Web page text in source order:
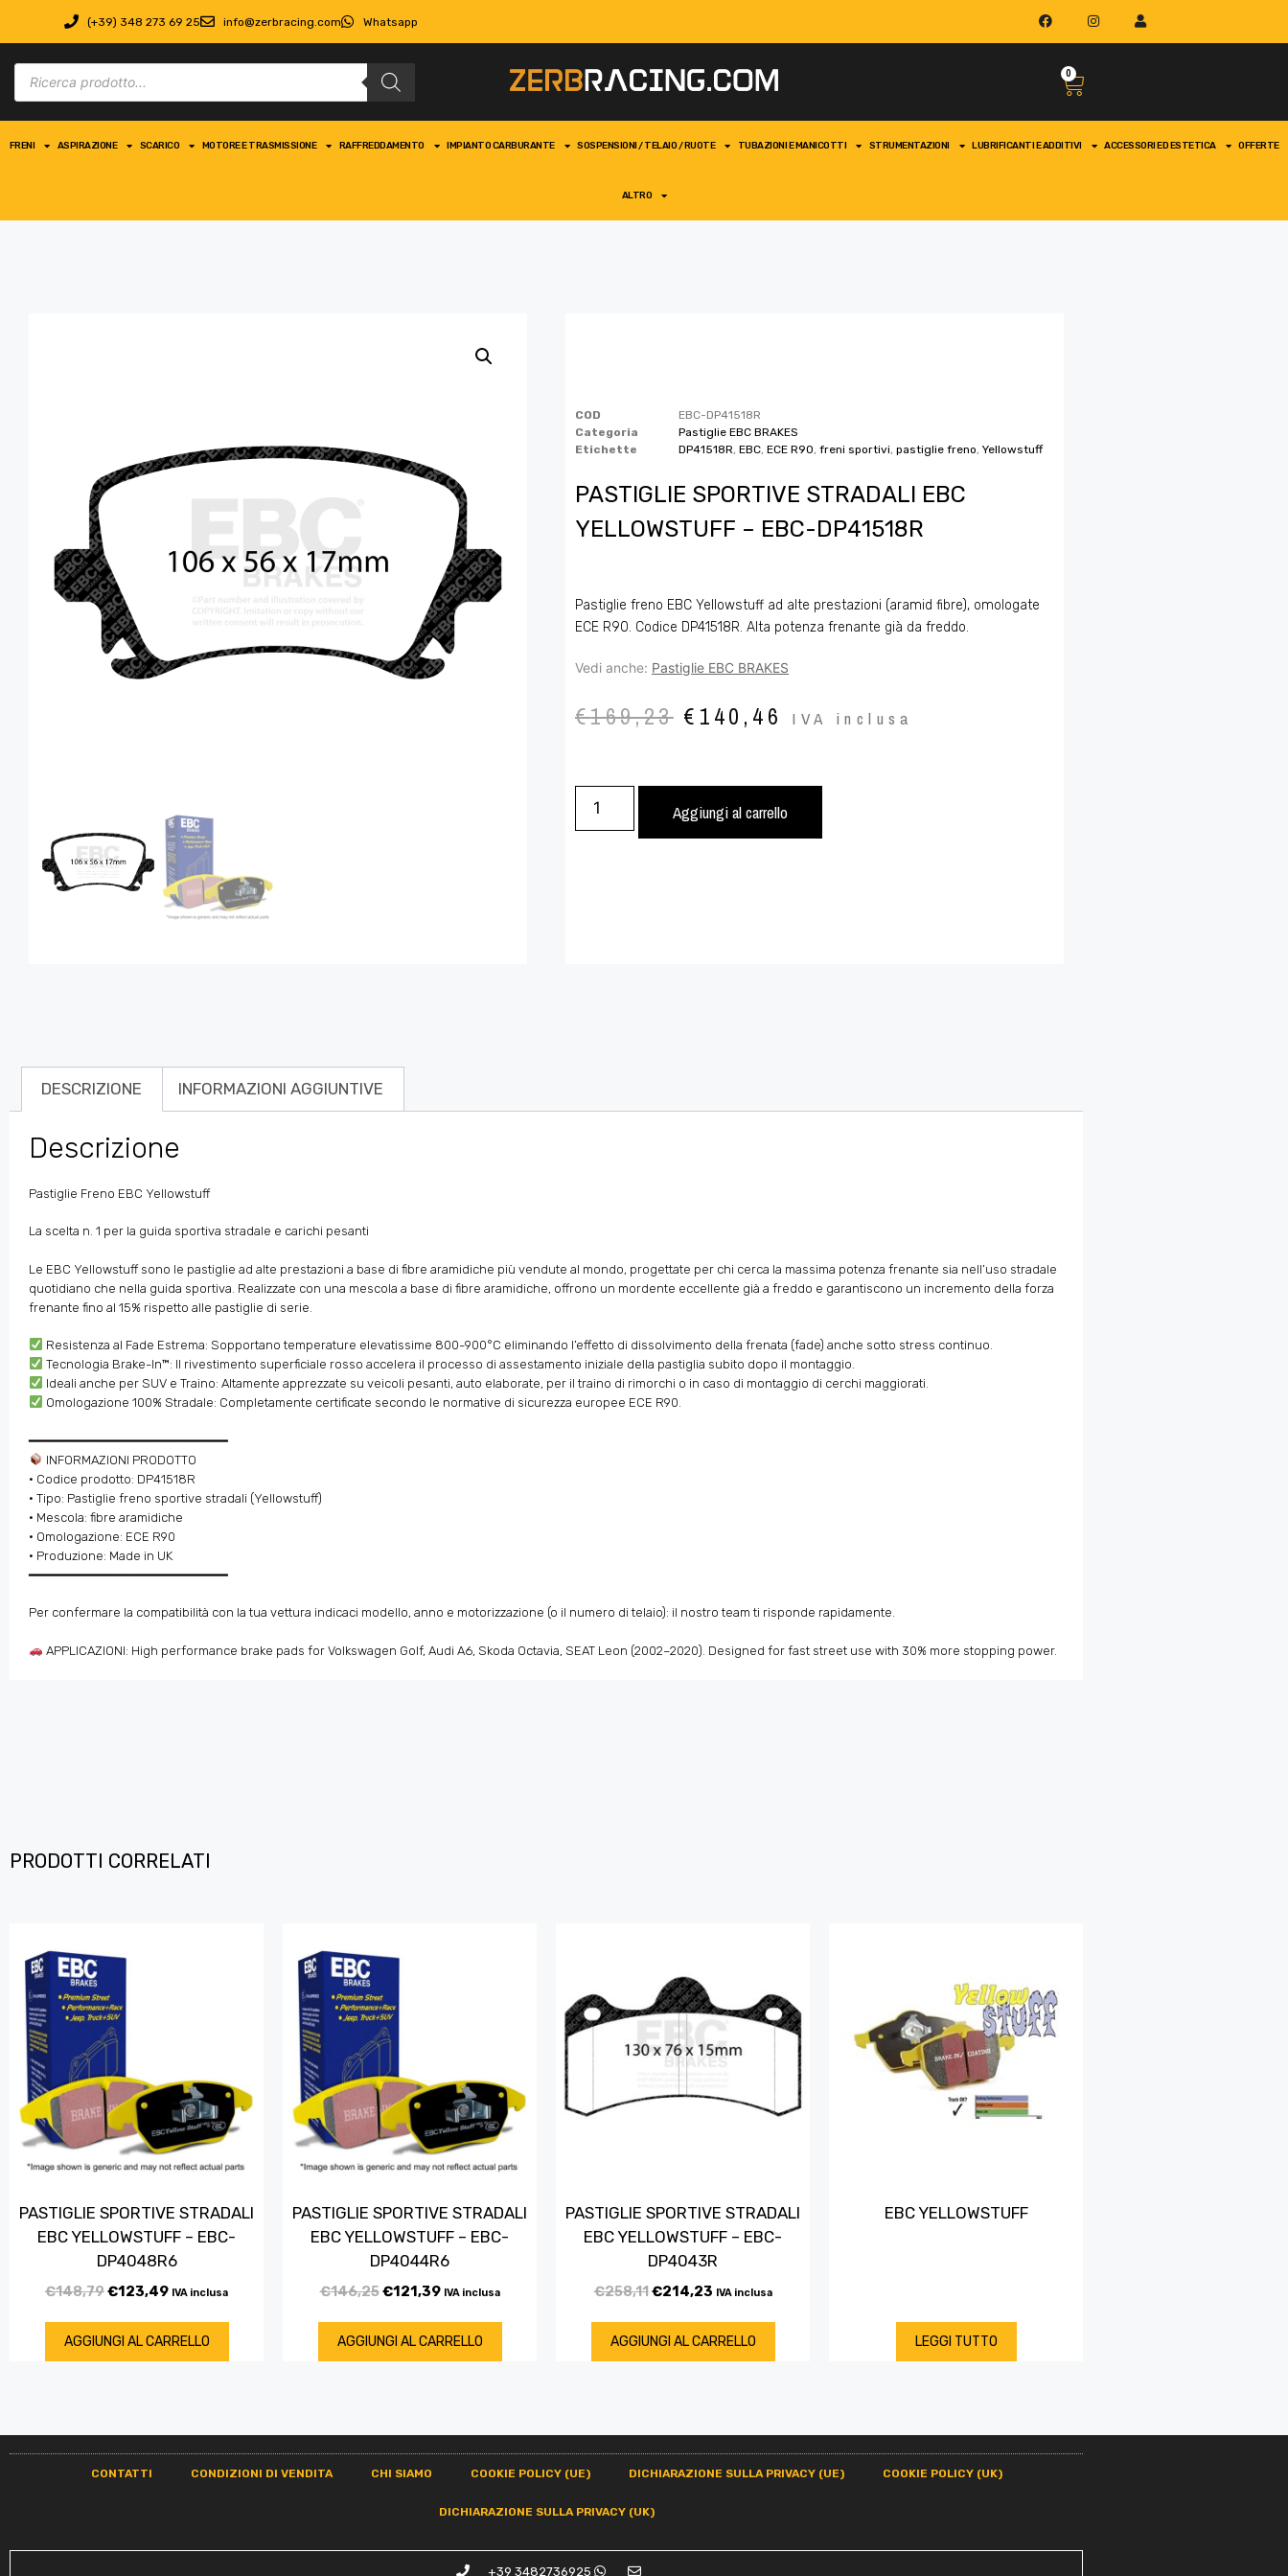
(+39) 348 273 69 25 info@zerbracing.com Whatsapp
0
FRENI ASPIRAZIONE SCARICO MOTORE E TRASMISSIONE RAFFREDDAMENTO IMPIANTO CARBURANTE SOSPENSIONI / TELAIO / RUOTE TUBAZIONI E MANICOTTI STRUMENTAZIONI LUBRIFICANTI E ADDITIVI ACCESSORI ED ESTETICA OFFERTE
ALTRO
COD
EBC-DP41518R
Categoria
Pastiglie EBC BRAKES
Etichette
DP41518R, EBC, ECE R90, freni sportivi, pastiglie freno, Yellowstuff
PASTIGLIE SPORTIVE STRADALI EBC
YELLOWSTUFF – EBC-DP41518R
Pastiglie freno EBC Yellowstuff ad alte prestazioni (aramid fibre), omologate
ECE R90. Codice DP41518R. Alta potenza frenante già da freddo.
Vedi anche: Pastiglie EBC BRAKES
€169,23 € 140,46 IVA inclusa
Aggiungi al carrello
DESCRIZIONE INFORMAZIONI AGGIUNTIVE
Descrizione
Pastiglie Freno EBC Yellowstuff
La scelta n. 1 per la guida sportiva stradale e carichi pesanti
Le EBC Yellowstuff sono le pastiglie ad alte prestazioni a base di fibre aramidiche più vendute al mondo, progettate per chi cerca la massima potenza frenante sia nell’uso stradale
quotidiano che nella guida sportiva. Realizzate con una mescola a base di fibre aramidiche, offrono un mordente eccellente già a freddo e garantiscono un incremento della forza
frenante fino al 15% rispetto alle pastiglie di serie.
Resistenza al Fade Estrema: Sopportano temperature elevatissime 800-900°C eliminando l’effetto di dissolvimento della frenata (fade) anche sotto stress continuo.
Tecnologia Brake-In™: Il rivestimento superficiale rosso accelera il processo di assestamento iniziale della pastiglia subito dopo il montaggio.
Ideali anche per SUV e Traino: Altamente apprezzate su veicoli pesanti, auto elaborate, per il traino di rimorchi o in caso di montaggio di cerchi maggiorati.
Omologazione 100% Stradale: Completamente certificate secondo le normative di sicurezza europee ECE R90.
━━━━━━━━━━━━━━━━━━━━━━━━━━
INFORMAZIONI PRODOTTO
• Codice prodotto: DP41518R
• Tipo: Pastiglie freno sportive stradali (Yellowstuff)
• Mescola: fibre aramidiche
• Omologazione: ECE R90
• Produzione: Made in UK
━━━━━━━━━━━━━━━━━━━━━━━━━━
Per confermare la compatibilità con la tua vettura indicaci modello, anno e motorizzazione (o il numero di telaio): il nostro team ti risponde rapidamente.
APPLICAZIONI: High performance brake pads for Volkswagen Golf, Audi A6, Skoda Octavia, SEAT Leon (2002–2020). Designed for fast street use with 30% more stopping power.
PRODOTTI CORRELATI
PASTIGLIE SPORTIVE STRADALI
EBC YELLOWSTUFF – EBC-
DP4048R6
€148,79€123,49 IVA inclusa
AGGIUNGI AL CARRELLO
PASTIGLIE SPORTIVE STRADALI
EBC YELLOWSTUFF – EBC-
DP4044R6
€146,25€121,39 IVA inclusa
AGGIUNGI AL CARRELLO
PASTIGLIE SPORTIVE STRADALI
EBC YELLOWSTUFF – EBC-
DP4043R
€258,11€214,23 IVA inclusa
AGGIUNGI AL CARRELLO
EBC YELLOWSTUFF
LEGGI TUTTO
CONTATTI CONDIZIONI DI VENDITA CHI SIAMO COOKIE POLICY (UE) DICHIARAZIONE SULLA PRIVACY (UE) COOKIE POLICY (UK)
DICHIARAZIONE SULLA PRIVACY (UK)
+39 3482736925